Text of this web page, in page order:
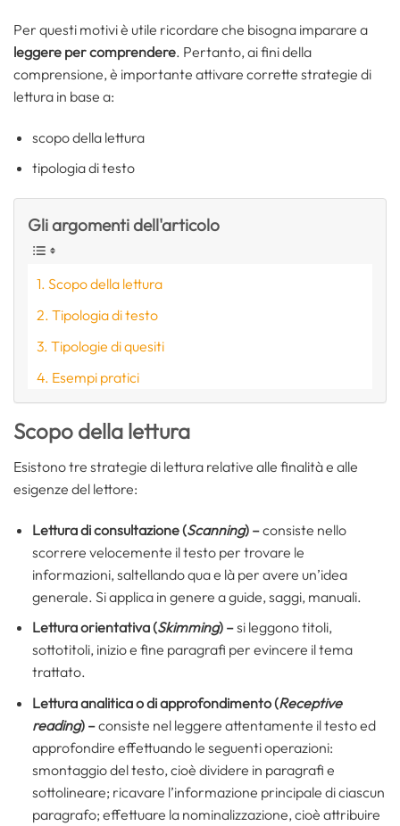
Per questi motivi è utile ricordare che bisogna imparare a
leggere per comprendere. Pertanto, ai fini della
comprensione, è importante attivare corrette strategie di
lettura in base a:
scopo della lettura
tipologia di testo
Gli argomenti dell'articolo
Scopo della lettura
Tipologia di testo
Tipologie di quesiti
Esempi pratici
Scopo della lettura
Esistono tre strategie di lettura relative alle finalità e alle
esigenze del lettore:
Lettura di consultazione (Scanning) –consiste nello
scorrere velocemente il testo per trovare le
informazioni, saltellando qua e là per avere un’idea
generale. Si applica in genere a guide, saggi, manuali.
Lettura orientativa (Skimming) –si leggono titoli,
sottotitoli, inizio e fine paragrafi per evincere il tema
trattato.
Lettura analitica o di approfondimento (Receptive
reading) –consiste nel leggere attentamente il testo ed
approfondire effettuando le seguenti operazioni:
smontaggio del testo, cioè dividere in paragrafi e
sottolineare; ricavare l’informazione principale di ciascun
paragrafo; effettuare la nominalizzazione, cioè attribuire